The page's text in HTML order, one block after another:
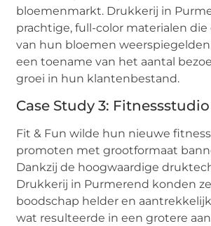
bloemenmarkt. Drukkerij in
prachtige, full-color materialen
van hun bloemen
een toename van het aantal
groei in hun klantenbestand.
Case Study 3:
Fit & Fun wilde hun nieuwe
promoten met grootformaat
Dankzij de hoogwaardige
Drukkerij in Purmerend konden
boodschap helder en
wat resulteerde in een grotere